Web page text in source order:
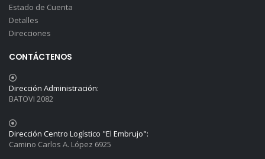
Estado de Cuenta
Detalles
Direcciones
CONTÁCTENOS
Dirección Administración:
BATOVI 2082
Dirección Centro Logístico "El Embrujo":
Camino Carlos A. López 6925